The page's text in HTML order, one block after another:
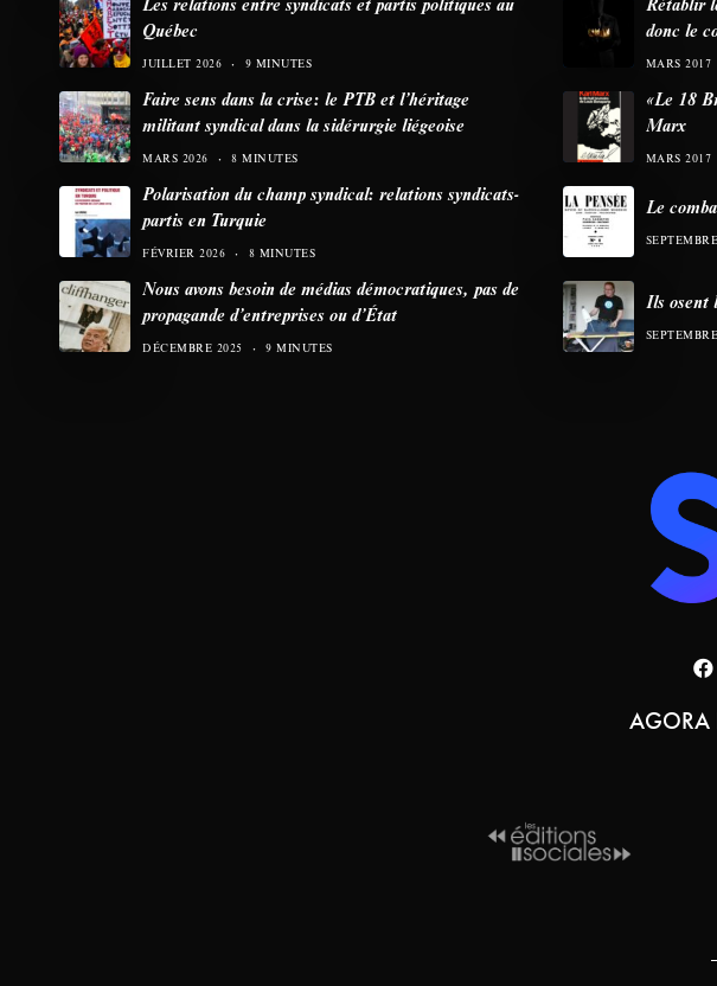
Québec
JUILLET 2026 9 MINUTES
Faire sens dans la crise: le PTB et l’héritage
militant syndical dans la sidérurgie liégeoise
MARS 2026 8 MINUTES
Polarisation du champ syndical: relations syndicats-
partis en Turquie
FÉVRIER 2026 8 MINUTES
Nous avons besoin de médias démocratiques, pas de
propagande d’entreprises ou d’État
DÉCEMBRE 2025 9 MINUTES
donc le
MARS 2017
«Le 18
Marx
MARS 2017
Le
Ils osent
AGORA